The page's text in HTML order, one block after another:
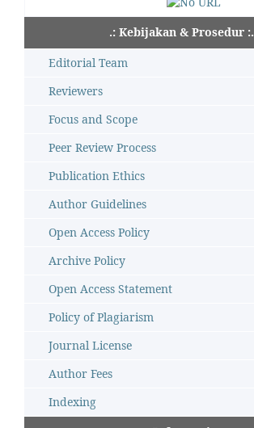
.: Kebijakan & Prosedur :.
Editorial Team
Reviewers
Focus and Scope
Peer Review Process
Publication Ethics
Author Guidelines
Open Access Policy
Archive Policy
Open Access Statement
Policy of Plagiarism
Journal License
Author Fees
Indexing